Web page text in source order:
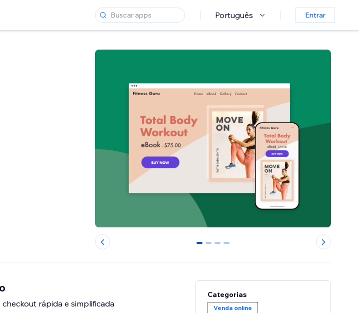
Português Entrar
0 1 2 3
rápida e simplificada
Categorias
Venda online